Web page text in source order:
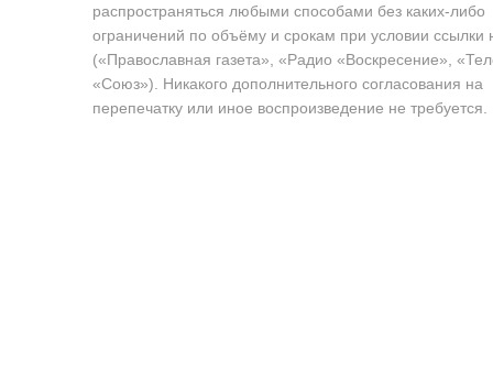
распространяться любыми способами без каких-либо
ограничений по объёму и срокам при условии ссылки
(«Православная газета», «Радио «Воскресение»,
«Союз»). Никакого дополнительного согласования на
перепечатку или иное воспроизведение не требуется.